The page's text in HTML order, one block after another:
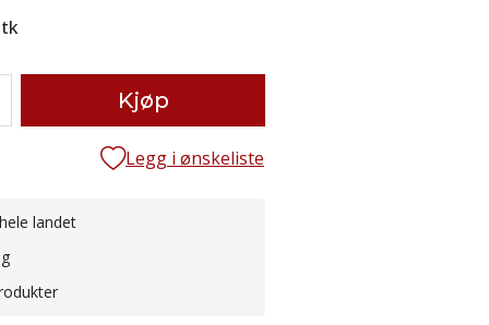
Kjøp
Legg i ønskeliste
landet